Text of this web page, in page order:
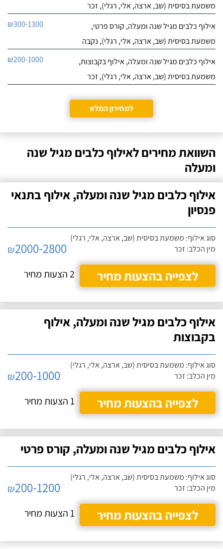
משמעת בסיסית (שב, ארצה, אלי, רגלי), זכר
אילוף כלבים מגיל שנה ומעלה, קורס פרטי,
משמעת בסיסית (שב, ארצה, אלי, רגלי), נקבה
₪300-1300
אילוף כלבים מגיל שנה ומעלה, אילוף בקבוצות,
משמעת בסיסית (שב, ארצה, אלי, רגלי), זכר
₪200-1000
למחירון המלא
השוואת מחירים לאילוף כלבים מגיל שנה
ומעלה
אילוף כלבים מגיל שנה ומעלה, אילוף בתנאי
פנסיון
סוג אילוף: משמעת בסיסית (שב, ארצה, אלי, רגלי)
מין הכלב: זכר
₪2000-2800
לצפייה בהצעות מחיר
2 הצעות מחיר
אילוף כלבים מגיל שנה ומעלה, אילוף
בקבוצות
סוג אילוף: משמעת בסיסית (שב, ארצה, אלי, רגלי)
מין הכלב: זכר
₪200-1000
לצפייה בהצעות מחיר
1 הצעות מחיר
אילוף כלבים מגיל שנה ומעלה, קורס פרטי
סוג אילוף: משמעת בסיסית (שב, ארצה, אלי, רגלי)
מין הכלב: זכר
₪200-1200
לצפייה בהצעות מחיר
1 הצעות מחיר